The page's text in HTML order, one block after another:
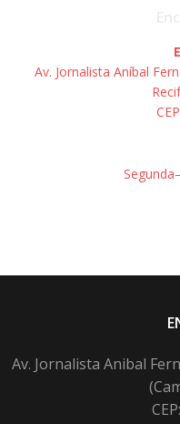
Av. Jornalista Aníbal
Av. Jornalista Anibal